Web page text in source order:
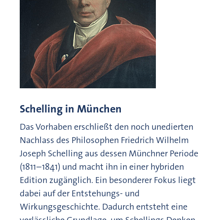
Schelling in München
Das Vorhaben erschließt den noch unedierten
Nachlass des Philosophen Friedrich Wilhelm
Joseph Schelling aus dessen Münchner Periode
(1811–1841) und macht ihn in einer hybriden
Edition zugänglich. Ein besonderer Fokus liegt
dabei auf der Entstehungs- und
Wirkungsgeschichte. Dadurch entsteht eine